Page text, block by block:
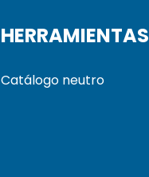
HERRAMIENTAS
Catálogo neutro